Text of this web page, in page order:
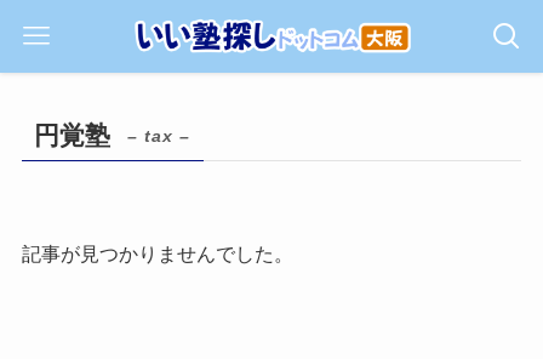
円覚塾 – tax –
記事が見つかりませんでした。